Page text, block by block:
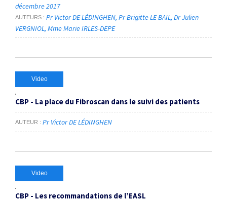
décembre 2017
AUTEURS Pr Victor DE LÉDINGHEN Pr Brigitte LE BAIL Dr Julien
VERGNIOL Mme Marie IRLES-DEPE
Video
CBP - La place du Fibroscan dans le suivi des patients
AUTEUR Pr Victor DE LÉDINGHEN
Video
CBP - Les recommandations de l’EASL